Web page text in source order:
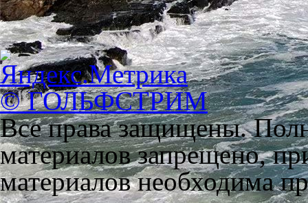
© ГОЛЬФСТРИМ
Все права защищены.
материалов запрещено,
материалов необходима